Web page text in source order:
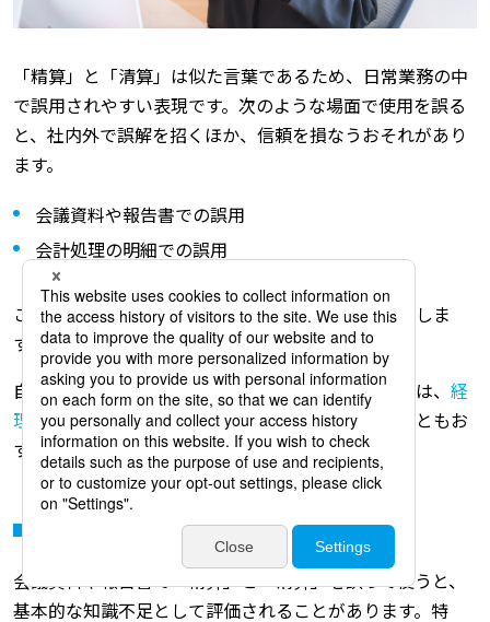
「精算」と「清算」は似た言葉であるため、日常業務の中
で誤用されやすい表現です。次のような場面で使用を誤る
と、社内外で誤解を招くほか、信頼を損なうおそれがあり
ます。
会議資料や報告書での誤用
会計処理の明細での誤用
ここでは、実際に起こりやすいミスと注意点を紹介しま
す。
自社で経理業務のミスを解消することが難しい場合は、 経
理アウトソーシングの活用が可能か検討してみることもお
すすめです。
会議資料や報告書での誤用
会議資料や報告書で「精算」と「清算」を誤って使うと、
基本的な知識不足として評価されることがあります。特